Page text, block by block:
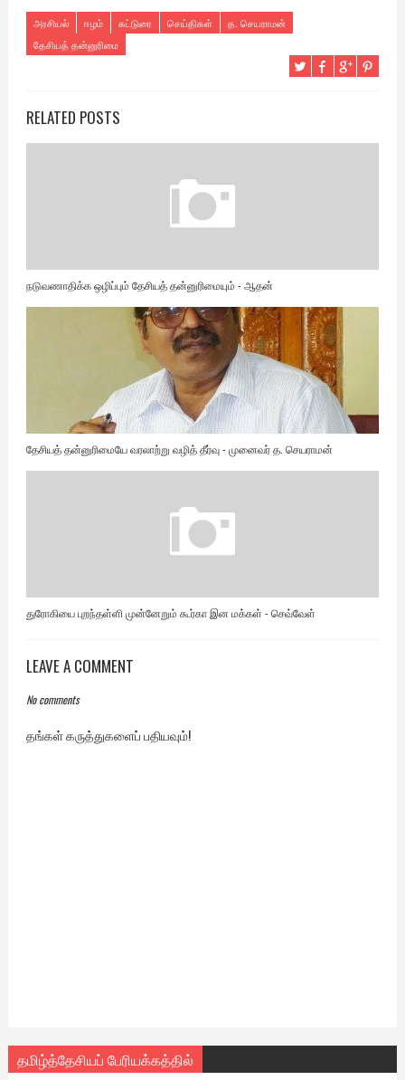
அரசியல் ஈழம் கட்டுரை செய்திகள்
த. செயராமன்
தேசியத் தன்னுரிமை
RELATED POSTS
நடுவணாதிக்க ஒழிப்பும் தேசியத் தன்னுரிமையும் - ஆதன்
தேசியத் தன்னுரிமையே வரலாற்று வழித் தீர்வு - முனைவர் த. செயராமன்
துரோகியை புறந்தள்ளி முன்னேறும் கூர்கா இன மக்கள் - செவ்வேள்
LEAVE A COMMENT
No comments
தங்கள் கருத்துகளைப் பதியவும்!
தமிழ்த்தேசியப் பேரியக்கத்தில்